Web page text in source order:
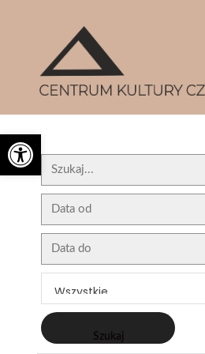
Otwórz pasek narzędzi
'